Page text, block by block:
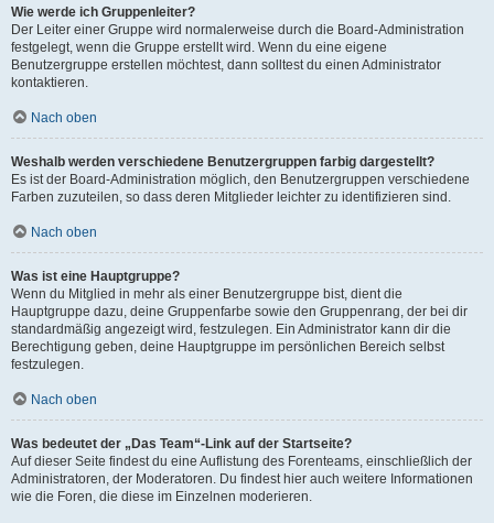
Wie werde ich Gruppenleiter?
Der Leiter einer Gruppe wird normalerweise durch die Board-Administration
festgelegt, wenn die Gruppe erstellt wird. Wenn du eine eigene
Benutzergruppe erstellen möchtest, dann solltest du einen Administrator
kontaktieren.
Nach oben
Weshalb werden verschiedene Benutzergruppen farbig dargestellt?
Es ist der Board-Administration möglich, den Benutzergruppen verschiedene
Farben zuzuteilen, so dass deren Mitglieder leichter zu identifizieren sind.
Nach oben
Was ist eine Hauptgruppe?
Wenn du Mitglied in mehr als einer Benutzergruppe bist, dient die
Hauptgruppe dazu, deine Gruppenfarbe sowie den Gruppenrang, der bei dir
standardmäßig angezeigt wird, festzulegen. Ein Administrator kann dir die
Berechtigung geben, deine Hauptgruppe im persönlichen Bereich selbst
festzulegen.
Nach oben
Was bedeutet der „Das Team“-Link auf der Startseite?
Auf dieser Seite findest du eine Auflistung des Forenteams, einschließlich der
Administratoren, der Moderatoren. Du findest hier auch weitere Informationen
wie die Foren, die diese im Einzelnen moderieren.